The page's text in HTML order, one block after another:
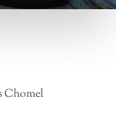
Chomel